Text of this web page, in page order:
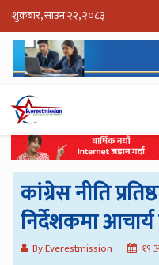
शुक्रबार, साउन २२, २०८३
कांग्रेस नीति
निर्देशकमा
By Everestmission १९